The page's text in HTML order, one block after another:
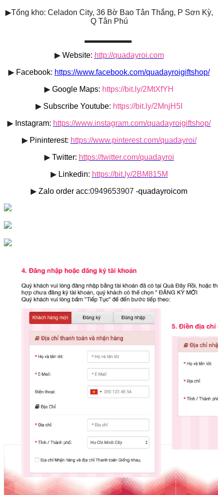
▶Tổng kho: Celadon City, 36 Bờ Bao Tân Thắng, P Sơn Kỳ,
Q Tân Phú
▶ Website: http://quadayroi.com
▶ Facebook: https://www.facebook.com/quadayroigiftshop/
▶ Google Maps: https://bit.ly/2MtXfYH
▶ Subscribe Youtube: https://bit.ly/2MnjH5I
▶ Instagram: https://www.instagram.com/quadayroigiftshop/
▶ Pininterest: https://www.pinterest.com/quadayroi/
▶ Twitter: https://twitter.com/quadayroi
▶ Linkedin: https://bit.ly/2BM815M
▶ Zalo order acc:0949653907 -quadayroicom